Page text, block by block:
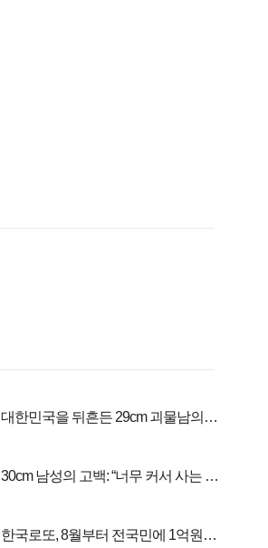
대한민국을 뒤흔든 29cm 괴물남의
30cm 남성의 고백: “너무 커서 사는 게
한국로또, 8월부터 전국민에 1억원씩